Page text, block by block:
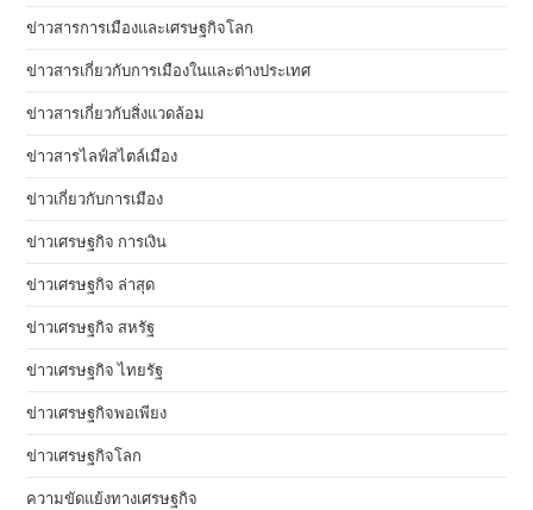
ข่าวสารการเมืองและเศรษฐกิจโลก
ข่าวสารเกี่ยวกับการเมืองในและต่างประเทศ
ข่าวสารเกี่ยวกับสิ่งแวดล้อม
ข่าวสารไลฟ์สไตล์เมือง
ข่าวเกี่ยวกับการเมือง
ข่าวเศรษฐกิจ การเงิน
ข่าวเศรษฐกิจ ล่าสุด
ข่าวเศรษฐกิจ สหรัฐ
ข่าวเศรษฐกิจ ไทยรัฐ
ข่าวเศรษฐกิจพอเพียง
ข่าวเศรษฐกิจโลก
ความขัดแย้งทางเศรษฐกิจ